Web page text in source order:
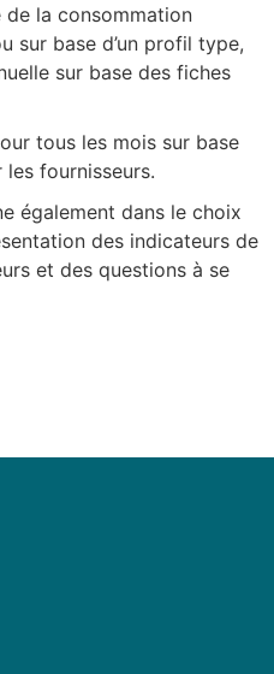
de la consommation
sur base d’un profil type,
sur base des fiches
tous les mois sur base
fournisseurs.
également dans le choix
des indicateurs de
et des questions à se